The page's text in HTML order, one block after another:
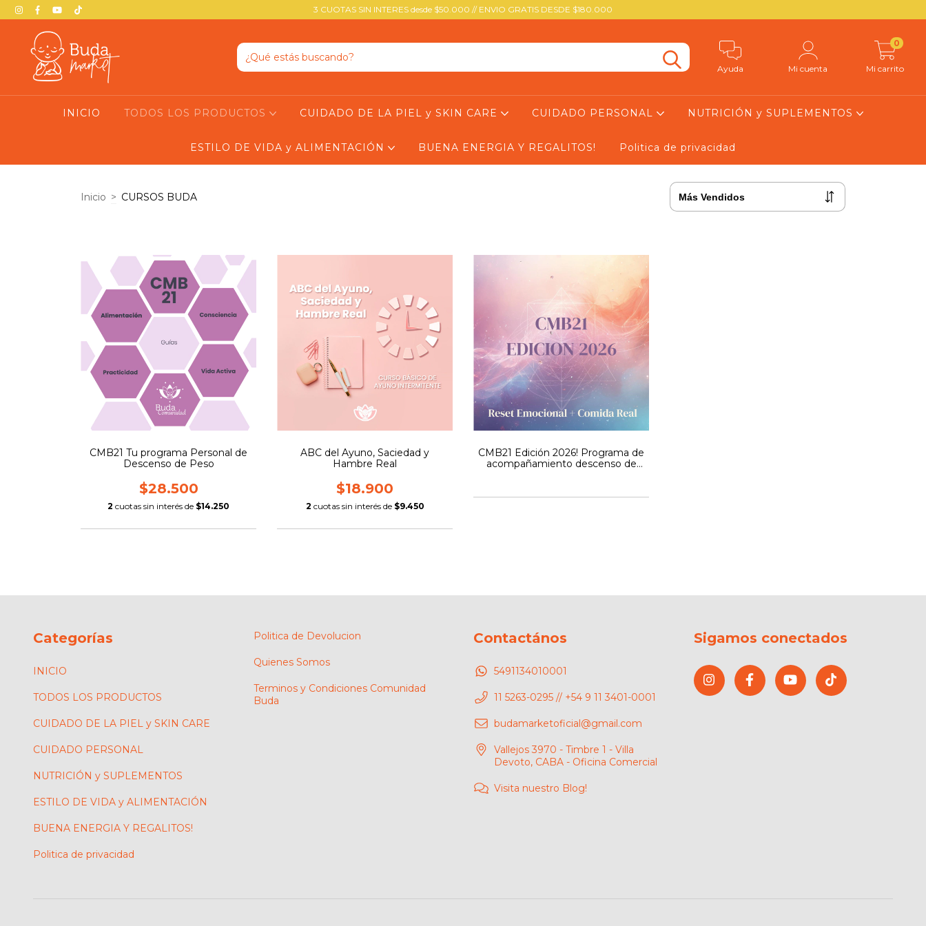
3 CUOTAS SIN INTERES desde $50.000 // ENVIO GRATIS DESDE $180.000
Ayuda Mi cuenta Mi carrito
0
INICIO TODOS LOS PRODUCTOS CUIDADO DE LA PIEL y SKIN CARE CUIDADO PERSONAL NUTRICIÓN y SUPLEMENTOS
ESTILO DE VIDA y ALIMENTACIÓN BUENA ENERGIA Y REGALITOS! Politica de privacidad
Inicio > CURSOS BUDA
CMB21 Tu programa Personal de
Descenso de Peso
$28.500
2 cuotas sin interés de $14.250
ABC del Ayuno, Saciedad y
Hambre Real
$18.900
2 cuotas sin interés de $9.450
CMB21 Edición 2026! Programa de
acompañamiento descenso de
Categorías
INICIO
TODOS LOS PRODUCTOS
CUIDADO DE LA PIEL y SKIN CARE
CUIDADO PERSONAL
NUTRICIÓN y SUPLEMENTOS
ESTILO DE VIDA y ALIMENTACIÓN
BUENA ENERGIA Y REGALITOS!
Politica de privacidad
Politica de Devolucion
Quienes Somos
Terminos y Condiciones Comunidad
Buda
Contactános
5491134010001
11 5263-0295 // +54 9 11 3401-0001
budamarketoficial@gmail.com
Vallejos 3970 - Timbre 1 - Villa
Devoto, CABA - Oficina Comercial
Visita nuestro Blog!
Sigamos conectados